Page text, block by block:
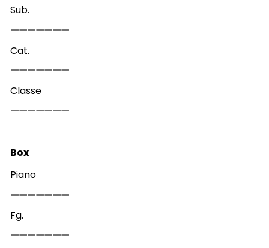
Sub.
Cat.
Classe
Box
Piano
Fg.